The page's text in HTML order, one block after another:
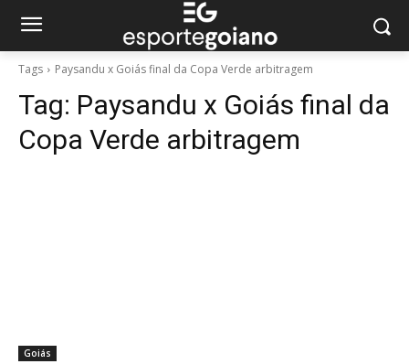
Tags Paysandu x Goiás final da Copa Verde arbitragem
Tag: Paysandu x Goiás final da
Copa Verde arbitragem
Goiás